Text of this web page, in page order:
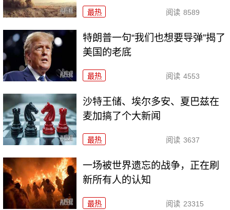
最热 阅读 8589
特朗普一句“我们也想要导弹”揭了
美国的老底
最热 阅读 4553
沙特王储、埃尔多安、夏巴兹在
麦加搞了个大新闻
最热 阅读 3637
一场被世界遗忘的战争，正在刷
新所有人的认知
最热 阅读 23315